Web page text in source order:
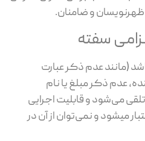
و ضامنان.
عدم ذکر عبارت
ذکر مبلغ یا نام
می‌شود و قابلیت اجرایی
و نمی‌توان از آن در